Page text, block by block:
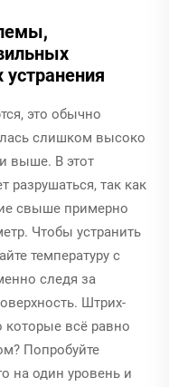
устранения
это обычно
слишком высоко
выше. В этот
разрушаться, так как
свыше примерно
Чтобы устранить
температуру с
следя за
Штрих-
всё равно
Попробуйте
на один уровень и